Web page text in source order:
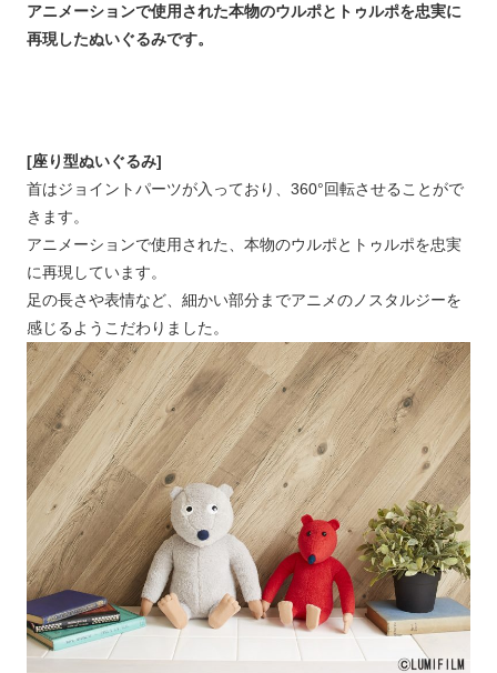
アニメーションで使用された本物のウルポとトゥルポを忠実に
再現したぬいぐるみです。
[座り型ぬいぐるみ]
首はジョイントパーツが入っており、360°回転させることがで
きます。
アニメーションで使用された、本物のウルポとトゥルポを忠実
に再現しています。
足の長さや表情など、細かい部分までアニメのノスタルジーを
感じるようこだわりました。